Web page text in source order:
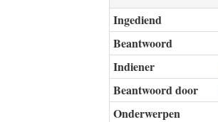
Ingediend
Beantwoord
Indiener
Beantwoord door
Onderwerpen